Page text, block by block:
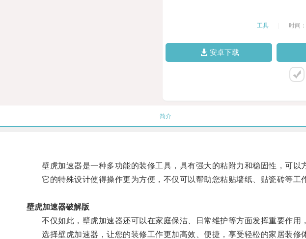
工具 时间
安卓下载
简介
壁虎加速器是一种多功能的装修工具，具有强大的粘附力和稳固性，可以
它的特殊设计使得操作更为方便，不仅可以帮助您粘贴墙纸、贴瓷砖等工
壁虎加速器破解版
不仅如此，壁虎加速器还可以在家庭保洁、日常维护等方面发挥重要作用
选择壁虎加速器，让您的装修工作更加高效、便捷，享受轻松的家居装修